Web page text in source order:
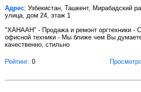
Адрес: Узбекистан, Ташкент, Мирабадский
улица, дом 24, этаж 1
"ХАНААН" - Продажа и ремонт оргтехники -
офисной техники - Мы ближе чем Вы
качественно, стильно
Рейтинг: 0